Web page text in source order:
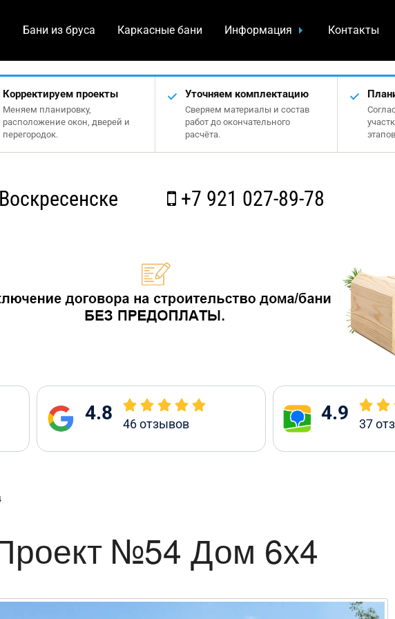
Бани из бруса Каркасные бани Информация Контакты
Корректируем проекты
Меняем планировку,
расположение окон, дверей и
перегородок.
Уточняем комплектацию
Сверяем материалы и состав
работ до окончательного
расчёта.
+7 921 027-89-78
4.8 46отзывов 4.9 37
№54 Дом 6х4